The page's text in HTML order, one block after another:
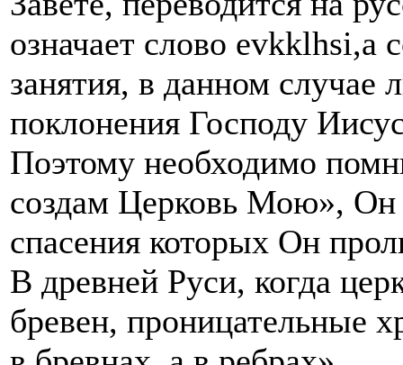
означает слово evkklhsi,a
занятия, в данном случае
поклонения Господу
Поэтому необходимо
создам Церковь Мою»,
спасения которых Он
В древней Руси, когда
бревен, проницательные